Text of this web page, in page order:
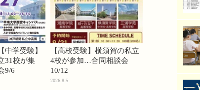
中学受験】
31校が集
9/6
【高校受験】横須賀の私立
4校が参加…合同相談会
10/12
2026.8.5